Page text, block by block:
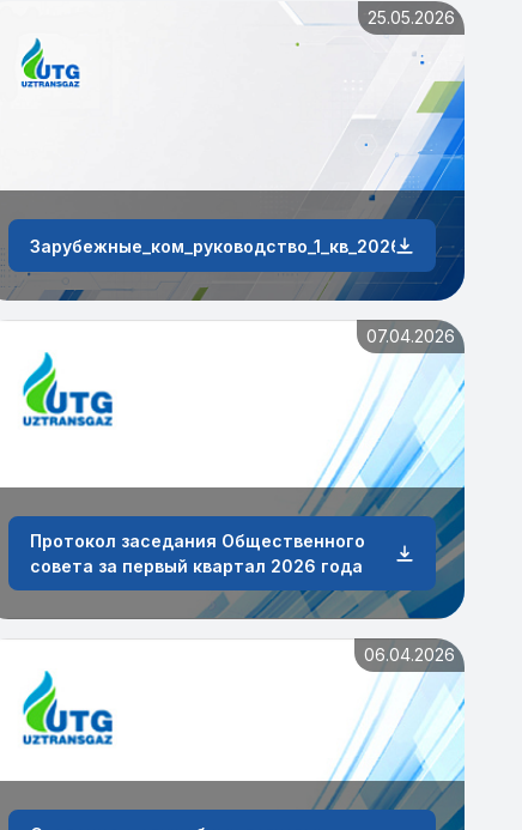
25.05.2026
Зарубежные_ком_руководство_1_кв_2026_г
07.04.2026
Протокол заседания Общественного
совета за первый квартал 2026 года
06.04.2026